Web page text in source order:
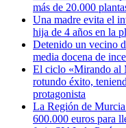
más de 20.000
Una madre evita el
hija de 4 años en la
Detenido un vecino
media docena de
El ciclo «Mirando al
rotundo éxito,
protagonista
La Región de
600.000 euros para